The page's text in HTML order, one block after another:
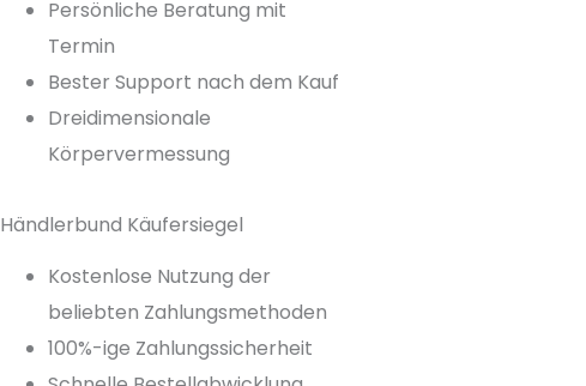
Persönliche Beratung mit
Termin
Bester Support nach dem Kauf
Dreidimensionale
Körpervermessung
Händlerbund Käufersiegel
Kostenlose Nutzung der
beliebten Zahlungsmethoden
100%-ige Zahlungssicherheit